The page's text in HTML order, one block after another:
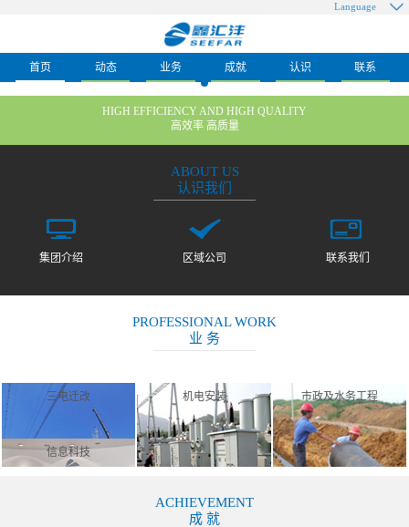
Language
首页 动态 业务 成就 认识 联系
HIGH EFFICIENCY AND HIGH QUALITY
高效率 高质量
ABOUT US
认识我们
集团介绍 区域公司 联系我们
PROFESSIONAL WORK
业 务
三电迁改 机电安装 市政及水务工程
信息科技
ACHIEVEMENT
成 就